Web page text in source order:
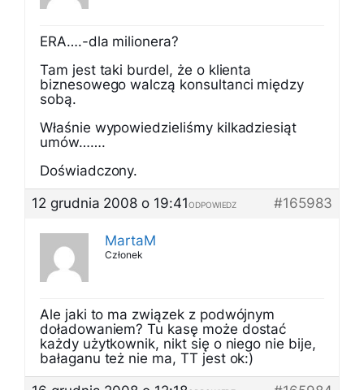
ERA….-dla milionera?
Tam jest taki burdel, że o klienta
biznesowego walczą konsultanci między
sobą.
Właśnie wypowiedzieliśmy kilkadziesiąt
umów…….
Doświadczony.
12 grudnia 2008 o 19:41
#165983
ODPOWIEDZ
MartaM
Członek
Ale jaki to ma związek z podwójnym
doładowaniem? Tu kasę może dostać
każdy użytkownik, nikt się o niego nie bije,
bałaganu też nie ma, TT jest ok:)